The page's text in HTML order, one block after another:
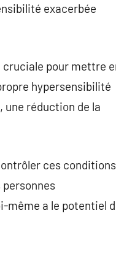
exacerbée
pour mettre
hypersensibilité
réduction de la
ces
même a le potentiel